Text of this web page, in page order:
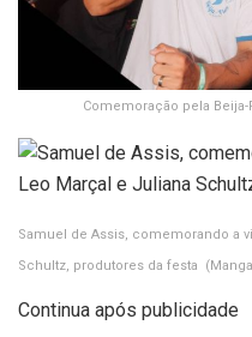
Comemoração pela
Samuel de Assis, comemorando a
Schultz, produtores da festa
Continua após publicidade